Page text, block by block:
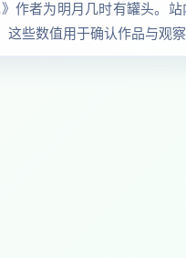
作者为明月几时有罐头。
些数值用于确认作品与观